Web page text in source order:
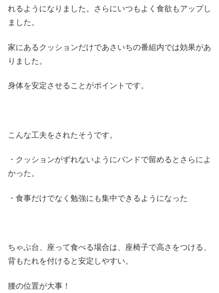
れるようになりました。さらにいつもよく食欲もアップし
ました。
家にあるクッションだけであさいちの番組内では効果があ
りました。
身体を安定させることがポイントです。
こんな工夫をされたそうです。
・クッションがずれないようにバンドで留めるとさらによ
かった。
・食事だけでなく勉強にも集中できるようになった
ちゃぶ台、座って食べる場合は、座椅子で高さをつける、
背もたれを付けると安定しやすい。
腰の位置が大事！